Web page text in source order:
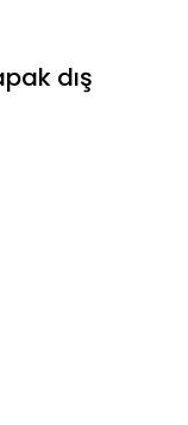
dış